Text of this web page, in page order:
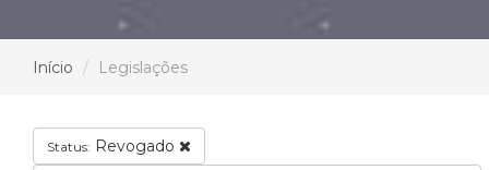
Início Legislações
Status: Revogado